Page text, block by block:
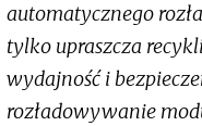
automatycznego
tylko upraszcza
wydajność i
rozładowywanie